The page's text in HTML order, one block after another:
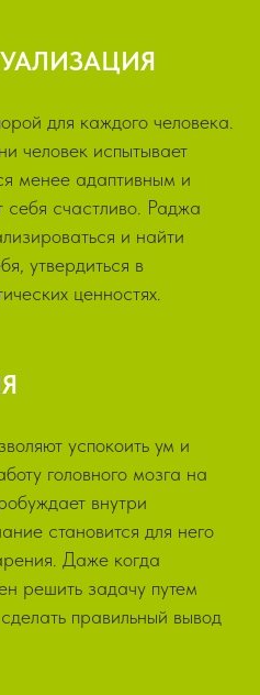
для каждого человека.
человек испытывает
менее адаптивным и
себя счастливо. Раджа
и найти
утвердиться в
ценностях.
успокоить ум и
головного мозга на
внутри
становится для него
Даже когда
решить задачу путем
правильный вывод